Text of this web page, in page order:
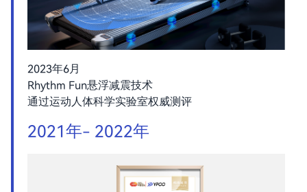
2023年6月
Rhythm Fun悬浮减震技术
通过运动人体科学实验室权威测评
2021年- 2022年